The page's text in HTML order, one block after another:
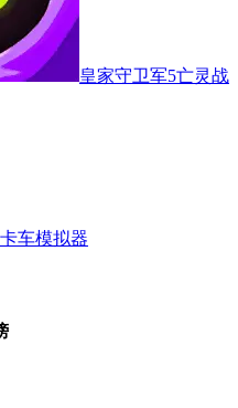
皇家守卫军5亡灵战
车模拟器